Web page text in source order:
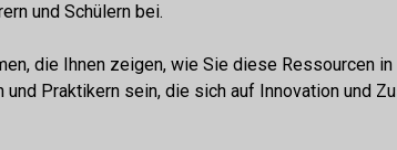
und Schülern bei.
die Ihnen zeigen, wie Sie diese Ressourcen
Praktikern sein, die sich auf Innovation und